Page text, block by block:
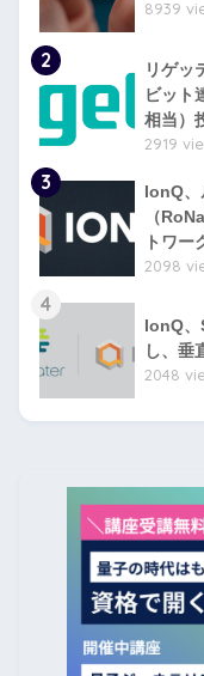
8939
2
リゲッ
ビット
相当）
2919
3
IonQ、
（
トワー
2098
4
IonQ
し、垂
2048